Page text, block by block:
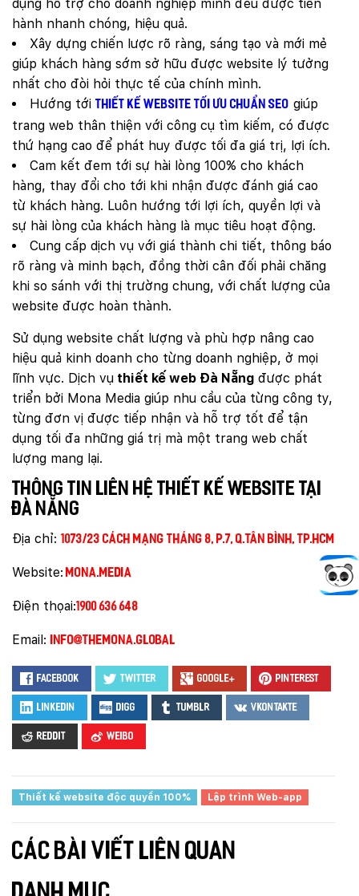
dụng hỗ trợ cho doanh nghiệp mình đều được tiến
hành nhanh chóng, hiệu quả.
Xây dựng chiến lược rõ ràng, sáng tạo và mới mẻ
giúp khách hàng sớm sở hữu được website lý tưởng
nhất cho đòi hỏi thực tế của chính mình.
Hướng tới thiết kế website tối ưu chuẩn SEO giúp
trang web thân thiện với công cụ tìm kiếm, có được
thứ hạng cao để phát huy được tối đa giá trị, lợi ích.
Cam kết đem tới sự hài lòng 100% cho khách
hàng, thay đổi cho tới khi nhận được đánh giá cao
từ khách hàng. Luôn hướng tới lợi ích, quyền lợi và
sự hài lòng của khách hàng là mục tiêu hoạt động.
Cung cấp dịch vụ với giá thành chi tiết, thông báo
rõ ràng và minh bạch, đồng thời cân đối phải chăng
khi so sánh với thị trường chung, với chất lượng của
website được hoàn thành.
Sử dụng website chất lượng và phù hợp nâng cao
hiệu quả kinh doanh cho từng doanh nghiệp, ở mọi
lĩnh vực. Dịch vụ thiết kế web Đà Nẵng được phát
triển bởi Mona Media giúp nhu cầu của từng công ty,
từng đơn vị được tiếp nhận và hỗ trợ tốt để tận
dụng tối đa những giá trị mà một trang web chất
lượng mang lại.
Thông tin liên hệ thiết kế website Tại
Đà Nẵng
Địa chỉ: 1073/23 Cách Mạng Tháng 8, P.7, Q.Tân Bình, TP.HCM
Website: mona.media
Điện thọai:1900 636 648
Email: info@themona.global
Facebook Twitter Google+ Pinterest
LinkedIn Digg Tumblr VKontakte
Reddit Weibo
Thiết kế website độc quyền 100% Lập trình Web-app
CÁC BÀI VIẾT LIÊN QUAN
Mobile:
Tài khoản đã được Mona Mediacung cấp cho quý
xin vui lòng gọi1900 636 648